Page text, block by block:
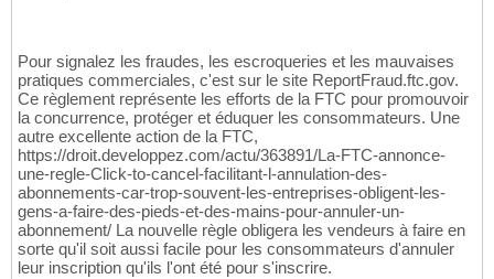
Pour signalez les fraudes, les escroqueries et les mauvaises
pratiques commerciales, c'est sur le site ReportFraud.ftc.gov.
Ce règlement représente les efforts de la FTC pour promouvoir
la concurrence, protéger et éduquer les consommateurs. Une
autre excellente action de la FTC,
https://droit.developpez.com/actu/363891/La-FTC-annonce-
une-regle-Click-to-cancel-facilitant-l-annulation-des-
abonnements-car-trop-souvent-les-entreprises-obligent-les-
gens-a-faire-des-pieds-et-des-mains-pour-annuler-un-
abonnement/ La nouvelle règle obligera les vendeurs à faire en
sorte qu'il soit aussi facile pour les consommateurs d'annuler
leur inscription qu'ils l'ont été pour s'inscrire.